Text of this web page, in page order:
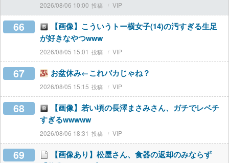
2026/08/06 10:00 VIP
66
【画像】こういうトー横女子(14)の汚すぎる生足
が好きなやつwww
2026/08/05 15:01 VIP
67 お盆休み←これバカじゃね？
2026/08/05 15:15 VIP
68
【画像】若い頃の長澤まさみさん、ガチでレベチ
すぎるwwwww
2026/08/06 18:31 VIP
69
【画像あり】松屋さん、食器の返却のみならず